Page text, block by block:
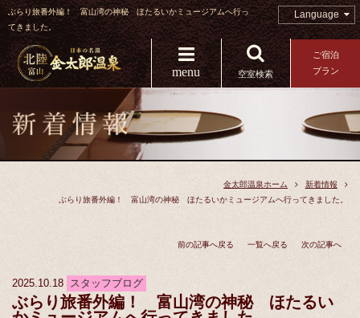
ぶらり旅番外編！ 富山湾の神秘 ほたるいかミュージアムへ行っ
てきました。
Language
menu 空室検索
ご宿泊
プラン
金太郎温泉ホーム
新着情報
ぶらり旅番外編！ 富山湾の神秘 ほたるいかミュージアムへ行ってきました。
前の記事へ戻る 一覧へ戻る 次の記事へ
2025.10.18 スタッフブログ
ぶらり旅番外編！ 富山湾の神秘 ほたるい